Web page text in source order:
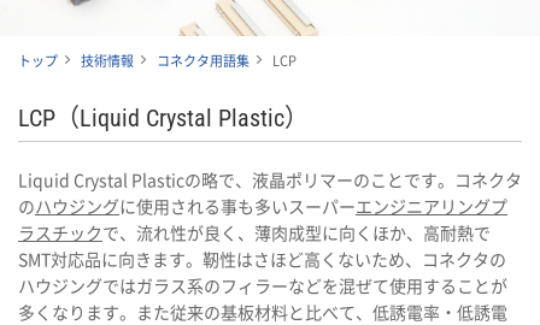
トップ 技術情報 コネクタ用語集 LCP
LCP（Liquid Crystal Plastic）
Liquid Crystal Plasticの略で、液晶ポリマーのことです。コネクタ
のハウジングに使用される事も多いスーパーエンジニアリングプ
ラスチックで、流れ性が良く、薄肉成型に向くほか、高耐熱で
SMT対応品に向きます。靭性はさほど高くないため、コネクタの
ハウジングではガラス系のフィラーなどを混ぜて使用することが
多くなります。また従来の基板材料と比べて、低誘電率・低誘電